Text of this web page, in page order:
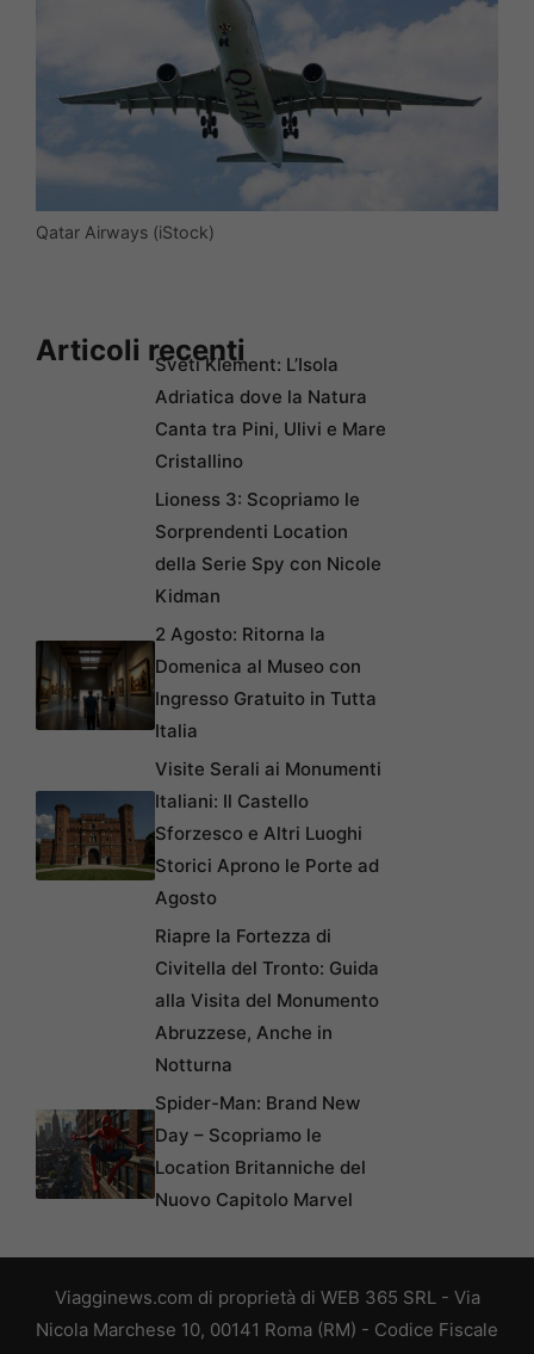
Qatar Airways (iStock)
Articoli recentiSveti Klement: L’Isola
Adriatica dove la Natura
Canta tra Pini, Ulivi e Mare
Cristallino
Lioness 3: Scopriamo le
Sorprendenti Location
della Serie Spy con Nicole
Kidman
2 Agosto: Ritorna la
Domenica al Museo con
Ingresso Gratuito in Tutta
Italia
Visite Serali ai Monumenti
Italiani: Il Castello
Sforzesco e Altri Luoghi
Storici Aprono le Porte ad
Agosto
Riapre la Fortezza di
Civitella del Tronto: Guida
alla Visita del Monumento
Abruzzese, Anche in
Notturna
Spider-Man: Brand New
Day – Scopriamo le
Location Britanniche del
Nuovo Capitolo Marvel
Viagginews.com di proprietà di WEB 365 SRL - Via
Nicola Marchese 10, 00141 Roma (RM) - Codice Fiscale